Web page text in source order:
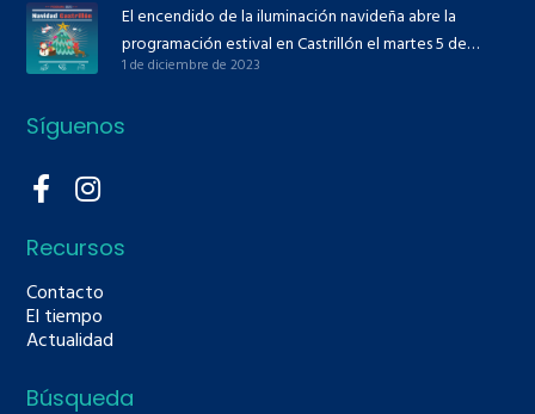
El encendido de la iluminación navideña abre la
programación estival en Castrillón el martes 5 de
diciembre
1 de diciembre de 2023
Síguenos
Recursos
Contacto
El tiempo
Actualidad
Búsqueda